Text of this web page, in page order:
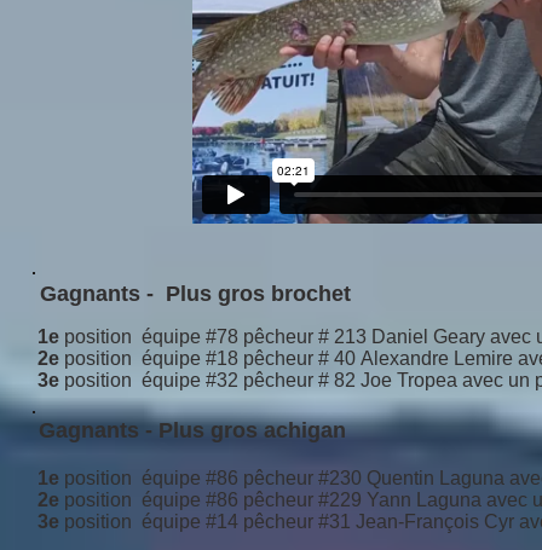
Gagnants - Plus gros brochet
1e position équipe #78 pêcheur # 213 Daniel Geary avec
2e position équipe #18 pêcheur # 40 Alexandre Lemire
3e position équipe #32 pêcheur # 82 Joe Tropea avec un
Gagnants - Plus gros achigan
1e position équipe #86 pêcheur #230 Quentin Laguna
2e position équipe #86 pêcheur #229 Yann Laguna avec
3e position équipe #14 pêcheur #31 Jean-François Cyr